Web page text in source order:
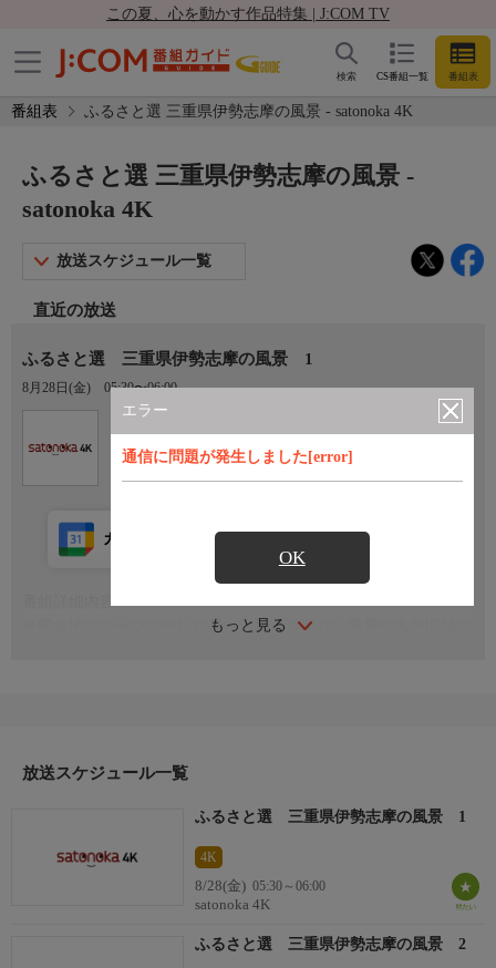
この夏、心を動かす作品特集 | J:COM TV
CS番組一覧 番組表
検索
番組表 ふるさと選 三重県伊勢志摩の風景 - satonoka 4K
エラー
通信に問題が発生しました[error]
OK
ふるさと選 三重県伊勢志摩の風景 -
satonoka 4K
放送スケジュール一覧
直近の放送
ふるさと選 三重県伊勢志摩の風景 1
8月28日(金) 05:30〜06:00
もっと見る
カレンダー登録 アプリ視聴
全国各地のケーブルテレビ局から届いた美しい風景や名所旧跡な
放送スケジュール一覧
ふるさと選 三重県伊勢志摩の風景 1
4K
8/28(金) 05:30～06:00
satonoka 4K
ふるさと選 三重県伊勢志摩の風景 2